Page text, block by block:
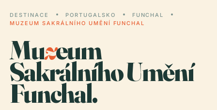
DESTINACE PORTUGALSKO
FUNCHAL
MUZEUM SAKRÁLNÍHO UMĚNÍ FUNCHAL
Muzeum
Sakrálního Umění
Funchal.